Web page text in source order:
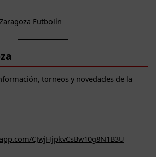
Futbolín
torneos y novedades de la
CJwjHjpkvCsBw10g8N1B3U